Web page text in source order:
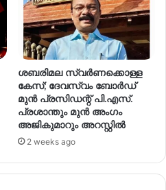
ശബരിമല സ്വർണക്കൊള്ള
കേസ്; ദേവസ്വം ബോര്‍ഡ്
മുൻ പ്രസിഡന്റ് പി.എസ്.
പ്രശാന്തും മുൻ അംഗം
അജികുമാറും അറസ്റ്റിൽ
2 weeks ago